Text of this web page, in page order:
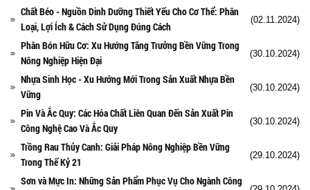
Chất Béo - Nguồn Dinh Dưỡng Thiết Yếu Cho Cơ Thể: Phân
Loại, Lợi Ích & Cách Sử Dụng Đúng Cách
(02.11.2024)
Phân Bón Hữu Cơ: Xu Hướng Tăng Trưởng Bền Vững Trong
Nông Nghiệp Hiện Đại
(30.10.2024)
Nhựa Sinh Học - Xu Hướng Mới Trong Sản Xuất Nhựa Bền
Vững
(30.10.2024)
Pin Và Ắc Quy: Các Hóa Chất Liên Quan Đến Sản Xuất Pin
Công Nghệ Cao Và Ắc Quy
(30.10.2024)
Trồng Rau Thủy Canh: Giải Pháp Nông Nghiệp Bền Vững
Trong Thế Kỷ 21
(29.10.2024)
Sơn và Mực In: Những Sản Phẩm Phục Vụ Cho Ngành Công